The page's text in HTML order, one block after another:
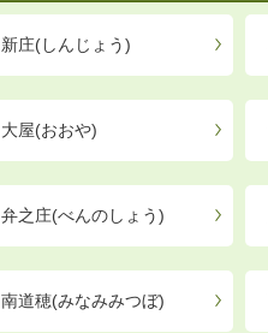
新庄(しんじょう)
大屋(おおや)
弁之庄(べんのしょう)
南道穂(みなみみつぼ)